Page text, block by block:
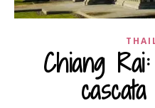
Chiang